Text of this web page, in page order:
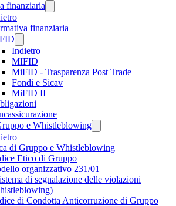
finanziaria
finanziaria
Indietro
MIFID
MiFID - Trasparenza Post Trade
Fondi e Sicav
MiFID II
e Whistleblowing
di Gruppo e Whistleblowing
Etico di Gruppo
organizzativo 231/01
di segnalazione delle violazioni
di Condotta Anticorruzione di Gruppo